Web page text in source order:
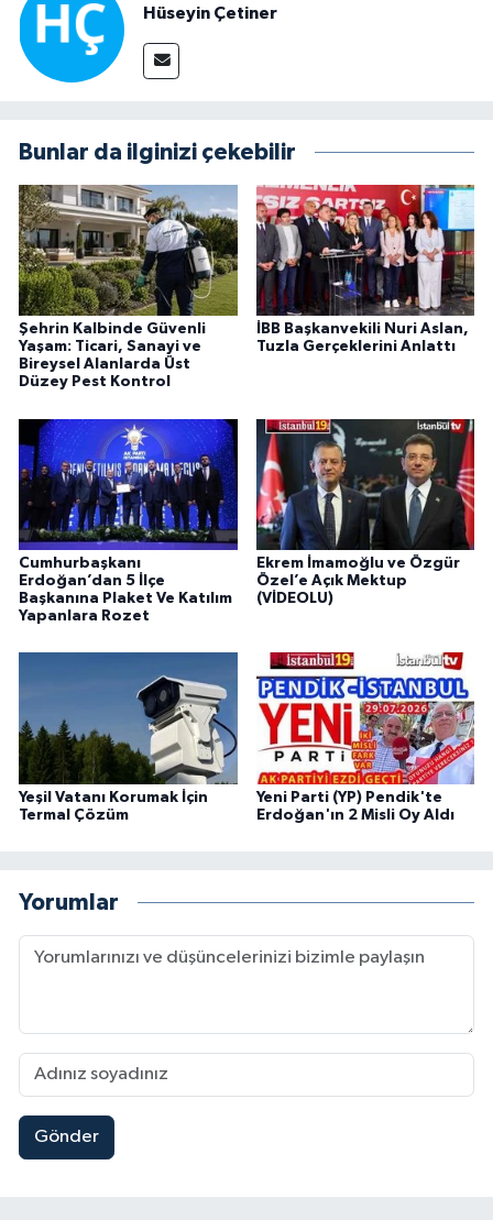
Hüseyin Çetiner
Bunlar da ilginizi çekebilir
Şehrin Kalbinde Güvenli
Yaşam: Ticari, Sanayi ve
Bireysel Alanlarda Üst
Düzey Pest Kontrol
İBB Başkanvekili Nuri Aslan,
Tuzla Gerçeklerini Anlattı
Cumhurbaşkanı
Erdoğan’dan 5 İlçe
Başkanına Plaket Ve Katılım
Yapanlara Rozet
Ekrem İmamoğlu ve Özgür
Özel’e Açık Mektup
(VİDEOLU)
Yeşil Vatanı Korumak İçin
Termal Çözüm
Yeni Parti (YP) Pendik'te
Erdoğan'ın 2 Misli Oy Aldı
Yorumlar
Gönder